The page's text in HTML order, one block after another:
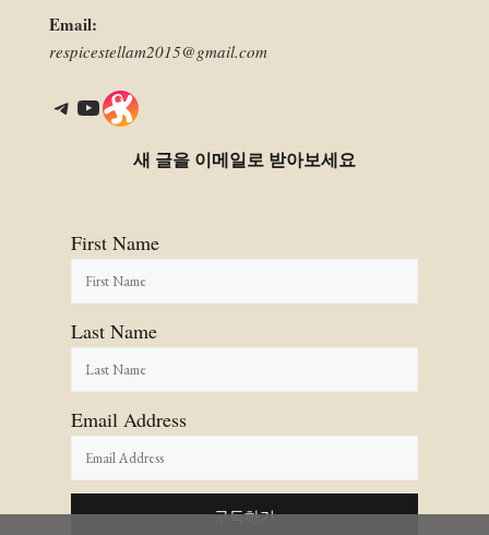
Email:
respicestellam2015@gmail.com
Telegram YouTube Link
새 글을 이메일로 받아보세요
First Name
Last Name
Email Address